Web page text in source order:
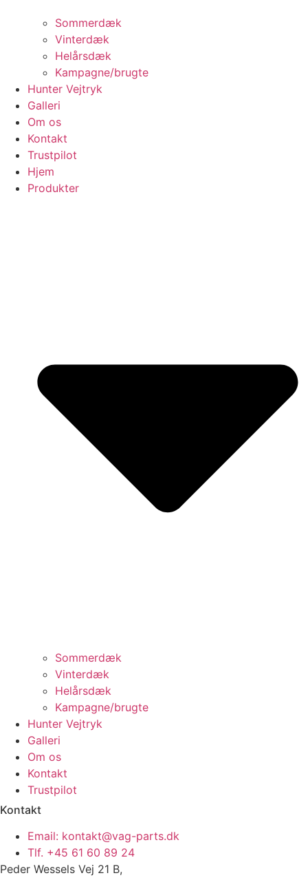
Sommerdæk
Vinterdæk
Helårsdæk
Kampagne/brugte
Hunter Vejtryk
Galleri
Om os
Kontakt
Trustpilot
Hjem
Produkter
Sommerdæk
Vinterdæk
Helårsdæk
Kampagne/brugte
Hunter Vejtryk
Galleri
Om os
Kontakt
Trustpilot
Kontakt
Email: kontakt@vag-parts.dk
Tlf. +45 61 60 89 24
Peder Wessels Vej 21 B,